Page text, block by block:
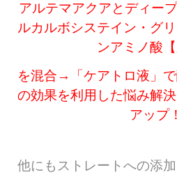
アルテマアクアとディー
ルカルボシステイン・グ
ンアミノ酸【
を混合→「ケアトロ液」
の効果を利用した悩み解
アップ！
他にもストレートへの添